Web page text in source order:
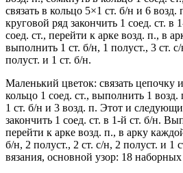
связать в кольцо 5×1 ст. б/н и 6
круговой ряд закончить 1 соед. ст. в
соед. ст., перейти к арке возд. п., в
выполнить 1 ст. б/н, 1 полуст., 3 ст. с/
полуст. и 1 ст. б/н.
Маленький цветок: связать цепочку
кольцо 1 соед. ст., выполнить 1 возд.
1 ст. б/н и 3 возд. п. Этот и
закончить 1 соед. ст. в 1-й ст. б/н.
перейти к арке возд. п., в арку
б/н, 2 полуст., 2 ст. с/н, 2 полуст. и 1
вязания, основной узор: 18